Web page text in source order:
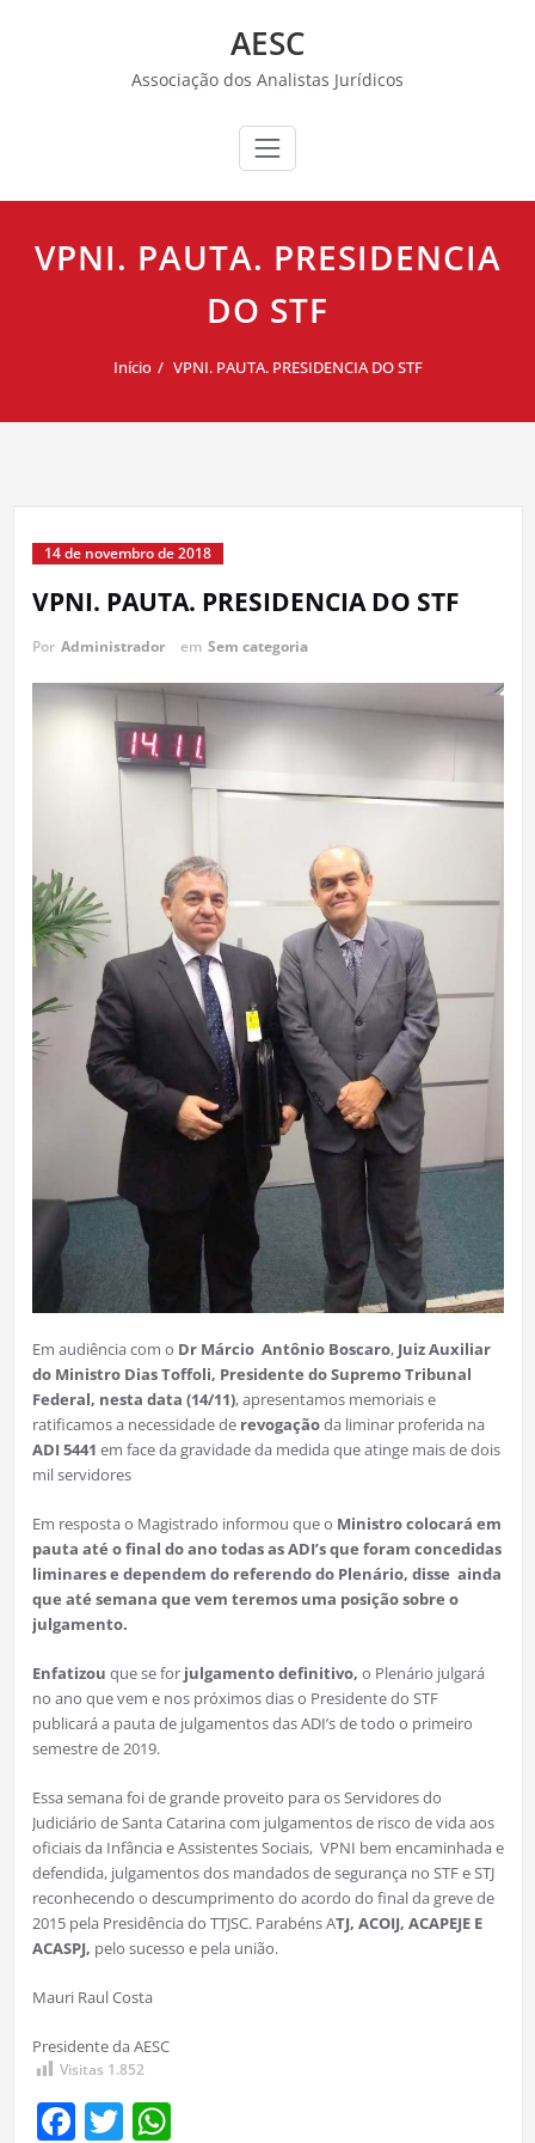
AESC
Associação dos Analistas Jurídicos
VPNI. PAUTA. PRESIDENCIA
DO STF
Início VPNI. PAUTA. PRESIDENCIA DO STF
14 de novembro de 2018
VPNI. PAUTA. PRESIDENCIA DO STF
Por Administrador em Sem categoria
Em audiência com o Dr Márcio Antônio Boscaro, Juiz Auxiliar
do Ministro Dias Toffoli, Presidente do Supremo Tribunal
Federal, nesta data (14/11), apresentamos memoriais e
ratificamos a necessidade de revogaçãoda liminar proferida na
ADI 5441 em face da gravidade da medida que atinge mais de dois
mil servidores
Em resposta o Magistrado informou que o Ministro colocará em
pauta até o final do ano todas as ADI’s que foram concedidas
liminares e dependem do referendo do Plenário, disse ainda
que até semana que vem teremos uma posição sobre o
julgamento.
Enfatizou que se for julgamento definitivo, o Plenário julgará
no ano que vem e nos próximos dias o Presidente do STF
publicará a pauta de julgamentos das ADI’s de todo o primeiro
semestre de 2019.
Essa semana foi de grande proveito para os Servidores do
Judiciário de Santa Catarina com julgamentos de risco de vida aos
oficiais da Infância e Assistentes Sociais, VPNI bem encaminhada e
defendida, julgamentos dos mandados de segurança no STF e STJ
reconhecendo o descumprimento do acordo do final da greve de
2015 pela Presidência do TTJSC. Parabéns ATJ, ACOIJ, ACAPEJE E
ACASPJ, pelo sucesso e pela união.
Mauri Raul Costa
Presidente da AESC
Visitas 1.852
Facebook
TwitterWhatsApp